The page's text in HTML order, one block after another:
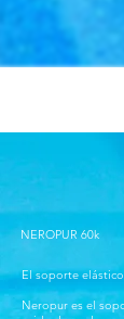
NEROPUR 60k
El soporte
Neropur es el